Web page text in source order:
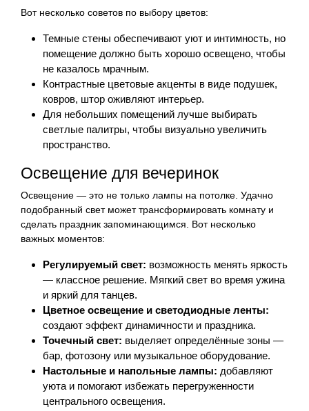
Вот несколько советов по выбору цветов:
Темные стены обеспечивают уют и интимность, но
помещение должно быть хорошо освещено, чтобы
не казалось мрачным.
Контрастные цветовые акценты в виде подушек,
ковров, штор оживляют интерьер.
Для небольших помещений лучше выбирать
светлые палитры, чтобы визуально увеличить
пространство.
Освещение для вечеринок
Освещение — это не только лампы на потолке. Удачно
подобранный свет может трансформировать комнату и
сделать праздник запоминающимся. Вот несколько
важных моментов:
Регулируемый свет: возможность менять яркость
— классное решение. Мягкий свет во время ужина
и яркий для танцев.
Цветное освещение и светодиодные ленты:
создают эффект динамичности и праздника.
Точечный свет: выделяет определённые зоны —
бар, фотозону или музыкальное оборудование.
Настольные и напольные лампы: добавляют
уюта и помогают избежать перегруженности
центрального освещения.